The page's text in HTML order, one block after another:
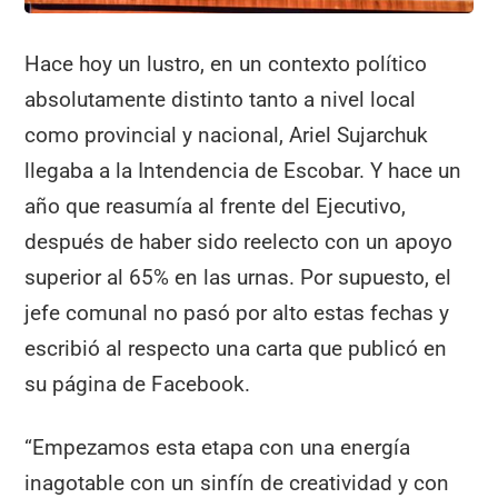
Hace hoy un lustro, en un contexto político
absolutamente distinto tanto a nivel local
como provincial y nacional, Ariel Sujarchuk
llegaba a la Intendencia de Escobar. Y hace un
año que reasumía al frente del Ejecutivo,
después de haber sido reelecto con un apoyo
superior al 65% en las urnas. Por supuesto, el
jefe comunal no pasó por alto estas fechas y
escribió al respecto una carta que publicó en
su página de Facebook.
“Empezamos esta etapa con una energía
inagotable con un sinfín de creatividad y con